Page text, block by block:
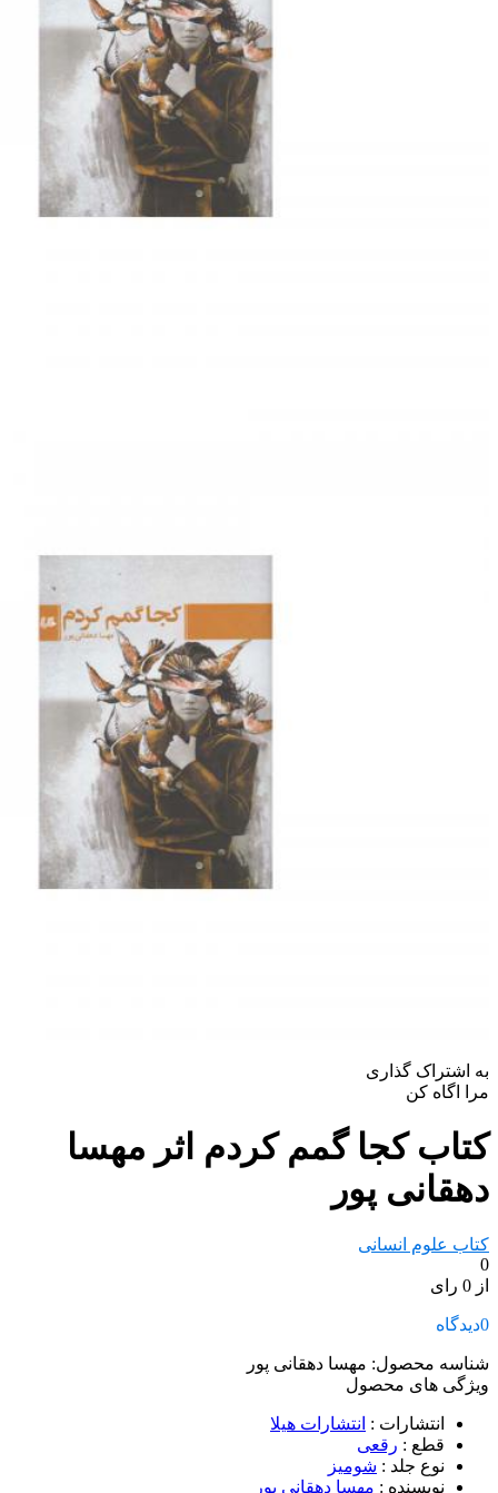
به اشتراک گذاری
مرا اگاه کن
کتاب کجا گمم کردم اثر مهسا
دهقانی پور
کتاب علوم انسانی
0
از 0 رای
0دیدگاه
شناسه محصول: مهسا دهقانی پور
ویژگی های محصول
انتشارات : انتشارات هیلا
قطع : رقعی
نوع جلد : شومیز
نویسنده : مهسا دهقانی پور